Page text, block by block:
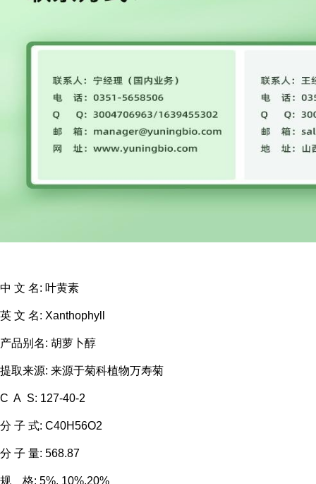
中 文 名: 叶黄素
英 文 名: Xanthophyll
产品别名: 胡萝卜醇
提取来源: 来源于菊科植物万寿菊
C A S: 127-40-2
分 子 式: C40H56O2
分 子 量: 568.87
规 格: 5%, 10%,20%